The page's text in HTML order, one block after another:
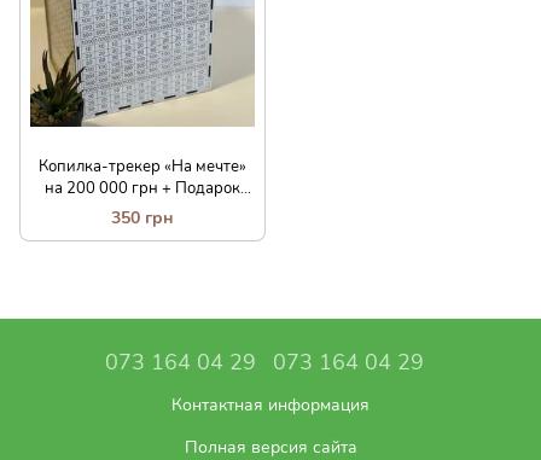
Копилка-трекер «На мечте»
на 200 000 грн + Подарок
подставка под телефон!
350 грн
073 164 04 29 073 164 04 29
Контактная информация
Полная версия сайта